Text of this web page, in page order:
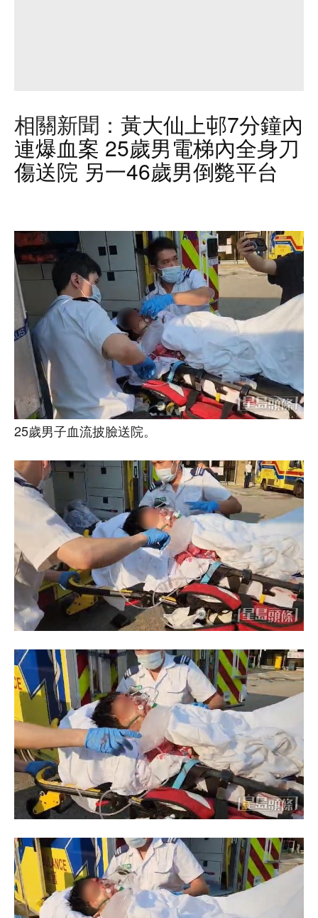
相關新聞： 黃大仙上邨7分鐘內
連爆血案 25歲男電梯內全身刀
傷送院 另一46歲男倒斃平台
25歲男子血流披臉送院。